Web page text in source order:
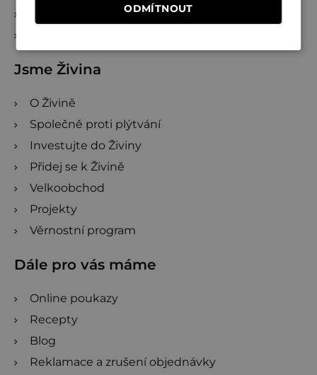
Reklamace a zrušení objednávky
Jsme Živina
O Živině
Společně proti plýtvání
Investujte do Živiny
Přidej se k Živině
Velkoobchod
Projekty
Věrnostní program
Dále pro vás máme
Online poukazy
Recepty
Blog
Reklamace a zrušení objednávky
ODMÍTNOUT